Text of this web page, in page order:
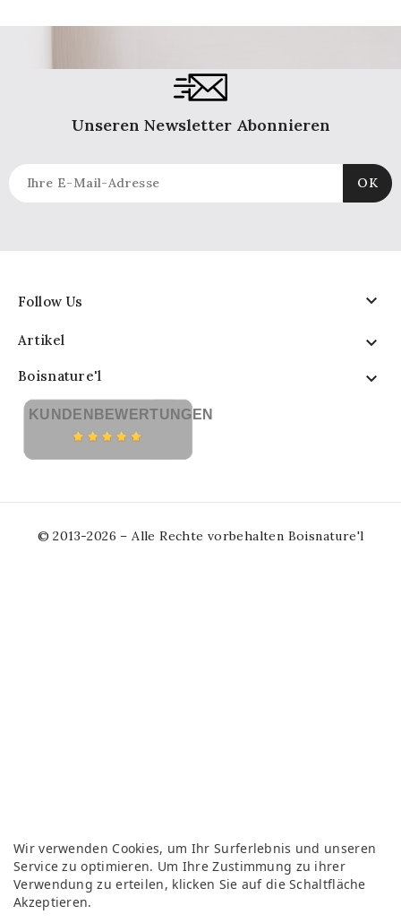
Unseren Newsletter Abonnieren
Follow Us 
Artikel 
Boisnature'l 
Wir verwenden Cookies, um Ihr Surferlebnis und unseren
Service zu optimieren. Um Ihre Zustimmung zu ihrer
Verwendung zu erteilen, klicken Sie auf die Schaltfläche
Akzeptieren.
KUNDENBEWERTUNGEN
© 2013-2026 – Alle Rechte vorbehalten Boisnature'l